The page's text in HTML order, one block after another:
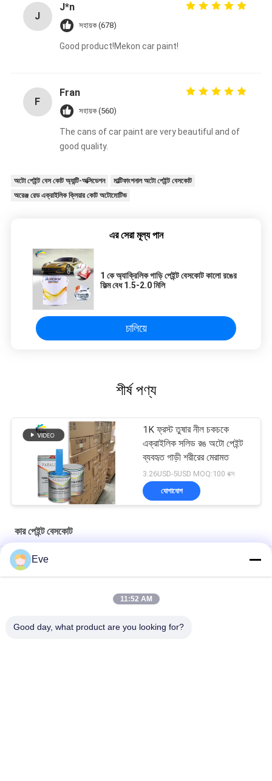
J
J*n
সহায়ক (678)
Good product!Mekon car paint!
F
Fran
সহায়ক (560)
The cans of car paint are very beautiful and of
good quality.
অটো পেইন্ট বেস কোট অ্যান্টি-অক্সিডেশন
মাল্টিফাংশনাল অটো পেইন্ট বেসকোট
অরেঞ্জ রেড এক্রাইলিক ক্লিয়ার কোট অটোমোটিভ
এর সেরা মূল্য পান
1 কে অ্যাক্রিলিক গাড়ি পেইন্ট বেসকোট কালো রঙের
ফিল্ম বেধ 1.5-2.0 মিলি
চালিয়ে
শীর্ষ পণ্য
1K ফ্রস্ট তুষার নীল চকচকে
এক্রাইলিক সলিড রঙ অটো পেইন্ট
ব্যবহৃত গাড়ী শরীরের মেরামত
3.26USD-5USD MOQ:100 বক্স
যোগাযোগ
কার পেইন্ট বেসকোট
মাল্টিফাংশনাল কার পেইন্ট বেসকোট আর্দ্রতা প্রতিরোধী ইউভি প্রতিরোধী
উজ্জ্বল নীল গাড়ী পেইন্ট বেসকোট এক্রাইলিক স্প্রে আবহাওয়া প্রতিরোধী
Eve
11:52 AM
Good day, what product are you looking for?